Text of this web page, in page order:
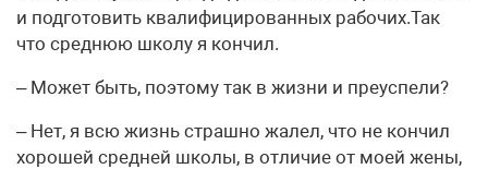
и подготовить квалифицированных рабочих.Так
что среднюю школу я кончил.
– Может быть, поэтому так в жизни и преуспели?
– Нет, я всю жизнь страшно жалел, что не кончил
хорошей средней школы, в отличие от моей жены,